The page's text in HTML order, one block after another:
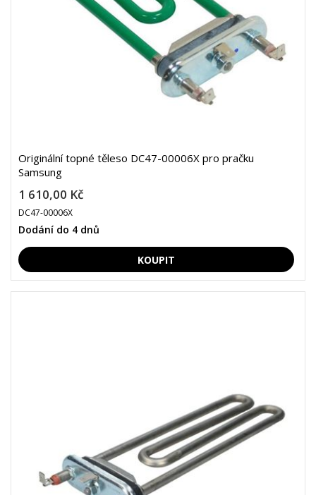
Originální topné těleso DC47-00006X pro pračku
Samsung
1 610,00 Kč
DC47-00006X
Dodání do 4 dnů